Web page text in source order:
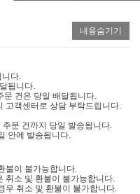
내용숨기기
다.
됩니다.
건은 당일 배달됩니다.
고객센터로 상담 부탁드립니다.
문 건까지 당일 발송됩니다.
안에 발송됩니다.
불이 불가능합니다.
취소 및 환불이 불가능합니다.
우 취소 및 환불이 불가합니다.